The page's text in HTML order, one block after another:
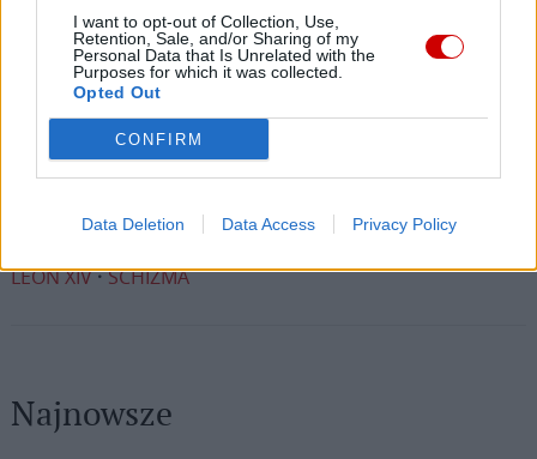
I want to opt-out of Collection, Use,
Retention, Sale, and/or Sharing of my
Personal Data that Is Unrelated with the
Purposes for which it was collected.
Opted Out
CONFIRM
Data Deletion Data Access Privacy Policy
Facebook
TwitterMessengerWhatsApp
EmailCopy
Link
Print
Wersja do druku
ABP GEORG GÄNSWEIN BENEDYKT XVI
LEON XIV SCHIZMA
Najnowsze